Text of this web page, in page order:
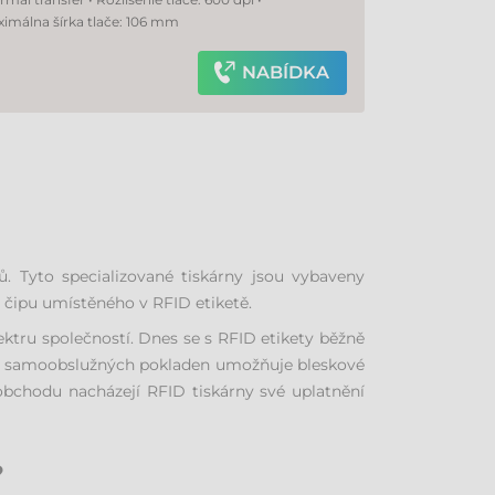
šírka tlače: 106 mm
NABÍDKA
specializované tiskárny jsou vybaveny
umístěného v RFID etiketě.
společností. Dnes se s RFID etikety běžně
pokladen umožňuje bleskové
nacházejí RFID tiskárny své uplatnění